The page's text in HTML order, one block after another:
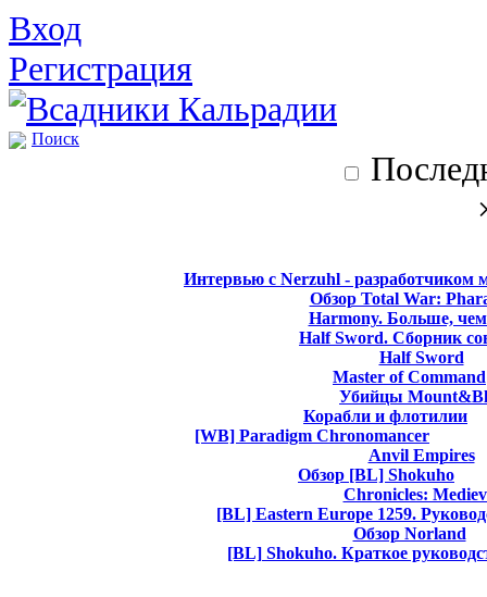
Вход
Регистрация
Поиск
Интервью с Nerzuhl - разработчиком
Обзор Total War:
Harmony. Больше,
Half Sword. Сборник
Half Sword
Master of Command
Убийцы
Корабли и флотилии
[WB] Paradigm Chronomancer
Anvil Empires
Обзор [BL] Shokuho
Chronicles:
[BL] Eastern Europe 1259.
Обзор Norland
[BL] Shokuho. Краткое